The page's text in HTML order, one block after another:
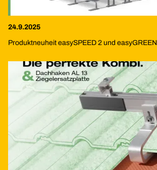
24.9.2025
Produktneuheit easySPEED 2 und easyGREEN